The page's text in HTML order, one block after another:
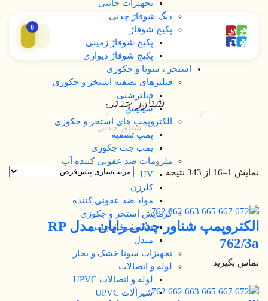
تجهیزات جانبی
دیگ شوفاژ چدنی
پکیج شوفاژ
پکیج شوفاژ زمینی
پکیج شوفاژ دیواری
استخر ، سونا و جکوزی
فیلترهای تصفیه استخر و جکوزی
فیلترشنی
سیلیس
الکتروپمپ های استخر و جکوزی
پمپ تصفیه
پمپ جت جکوزی
ملزومات ضد عفونی کننده آب
UV
کلرزن
مواد ضد عفونی کننده
گرمایش استخر و جکوزی
دیگ شوفاژ چدنی
مبدل
تجهیزات سونا خشک و بخار
لوله و اتصالات
لوله و اتصالات UPVC
شیرآلات UPVC
0
شناور چدنی
/ الکتروپمپ و بوسترپمپ /
شناور/ شناور چدنی
نمایش 1–16 از 343 نتیجه
الکتروپمپ شناور چدنی رایان مدل RP
762/3a
تماس بگیرید